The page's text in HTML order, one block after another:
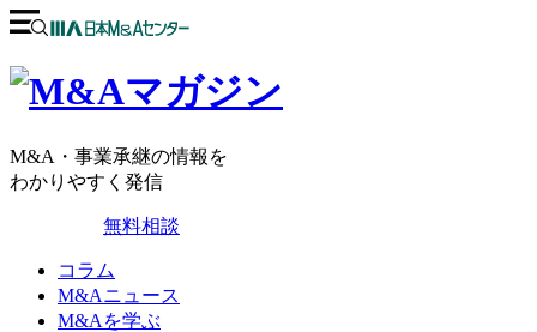
M&A・事業承継の情報を
わかりやすく発信
無料相談
コラム
M&Aニュース
M&Aを学ぶ